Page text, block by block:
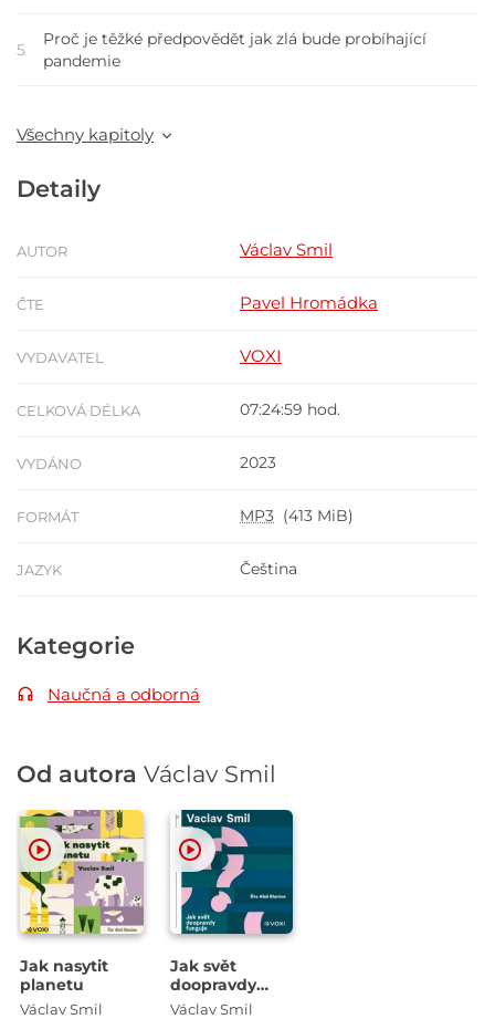
5
Proč je těžké předpovědět jak zlá bude probíhající
pandemie
Všechny kapitoly
Detaily
AUTOR Václav Smil
ČTE Pavel Hromádka
VYDAVATEL VOXI
CELKOVÁ DÉLKA 07:24:59 hod.
VYDÁNO 2023
FORMÁT MP3 (413 MiB)
JAZYK Čeština
Kategorie
Naučná a odborná
Od autora Václav Smil
Jak nasytit
planetu
Václav Smil
Jak svět
doopravdy
funguje
Václav Smil